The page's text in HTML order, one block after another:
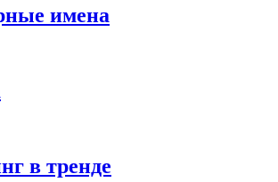
имена
в тренде